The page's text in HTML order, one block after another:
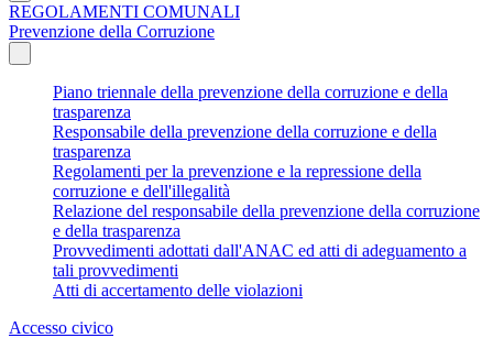
REGOLAMENTI COMUNALI
Prevenzione della Corruzione
Piano triennale della prevenzione della corruzione e della
trasparenza
Responsabile della prevenzione della corruzione e della
trasparenza
Regolamenti per la prevenzione e la repressione della
corruzione e dell'illegalità
Relazione del responsabile della prevenzione della corruzione
e della trasparenza
Provvedimenti adottati dall'ANAC ed atti di adeguamento a
tali provvedimenti
Atti di accertamento delle violazioni
Accesso civico